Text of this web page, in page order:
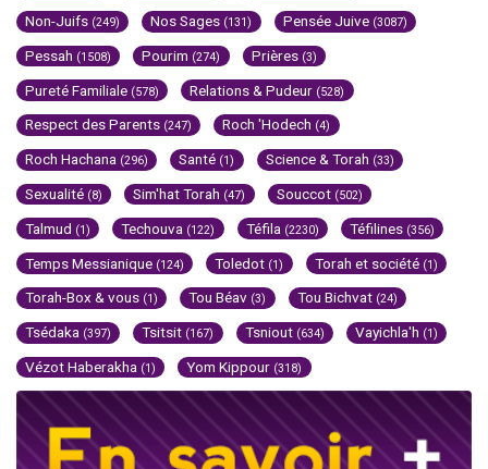
Non-Juifs (249) Nos Sages (131) Pensée Juive (3087)
Pessah (1508) Pourim (274) Prières (3)
Pureté Familiale (578) Relations & Pudeur (528)
Respect des Parents (247) Roch 'Hodech (4)
Roch Hachana (296) Santé (1) Science & Torah (33)
Sexualité (8) Sim'hat Torah (47) Souccot (502)
Talmud (1) Techouva (122) Téfila (2230) Téfilines (356)
Temps Messianique (124) Toledot (1) Torah et société (1)
Torah-Box & vous (1) Tou Béav (3) Tou Bichvat (24)
Tsédaka (397) Tsitsit (167) Tsniout (634) Vayichla'h (1)
Vézot Haberakha (1) Yom Kippour (318)